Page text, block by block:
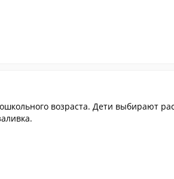
возраста. Дети выбирают